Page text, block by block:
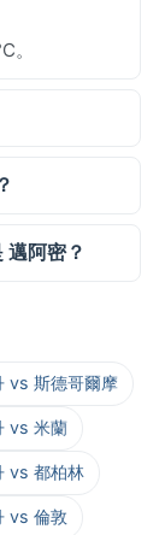
。
邁阿密？
斯德哥爾摩
vs 米蘭
vs 都柏林
vs 倫敦